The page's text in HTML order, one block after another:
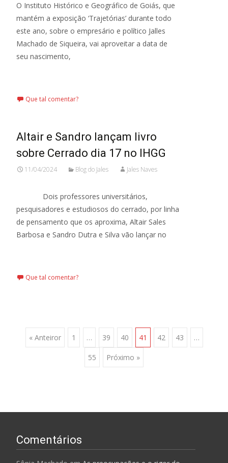
O Instituto Histórico e Geográfico de Goiás, que
mantém a exposição ‘Trajetórias’ durante todo
este ano, sobre o empresário e político Jalles
Machado de Siqueira, vai aproveitar a data de
seu nascimento,
Que tal comentar?
Altair e Sandro lançam livro
sobre Cerrado dia 17 no IHGG
11/04/2024 Blog do Jales Jales Naves
Dois professores universitários,
pesquisadores e estudiosos do cerrado, por linha
de pensamento que os aproxima, Altair Sales
Barbosa e Sandro Dutra e Silva vão lançar no
Que tal comentar?
Posts
navigation
« Anteiror 1 … 39 40 41 42 43 …
55 Próximo »
Comentários